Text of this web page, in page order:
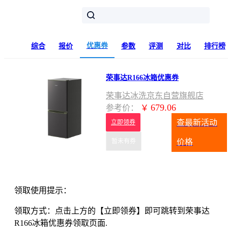
综合 报价 优惠券 参数 评测 对比 排行榜
荣事达R166冰箱优惠券
荣事达冰洗京东自营旗舰店
参考价：
￥ 679.06
立即领券
暂未有券
查最新活动
价格
领取使用提示：
领取方式：点击上方的【立即领券】即可跳转到荣事达
R166冰箱优惠券领取页面.